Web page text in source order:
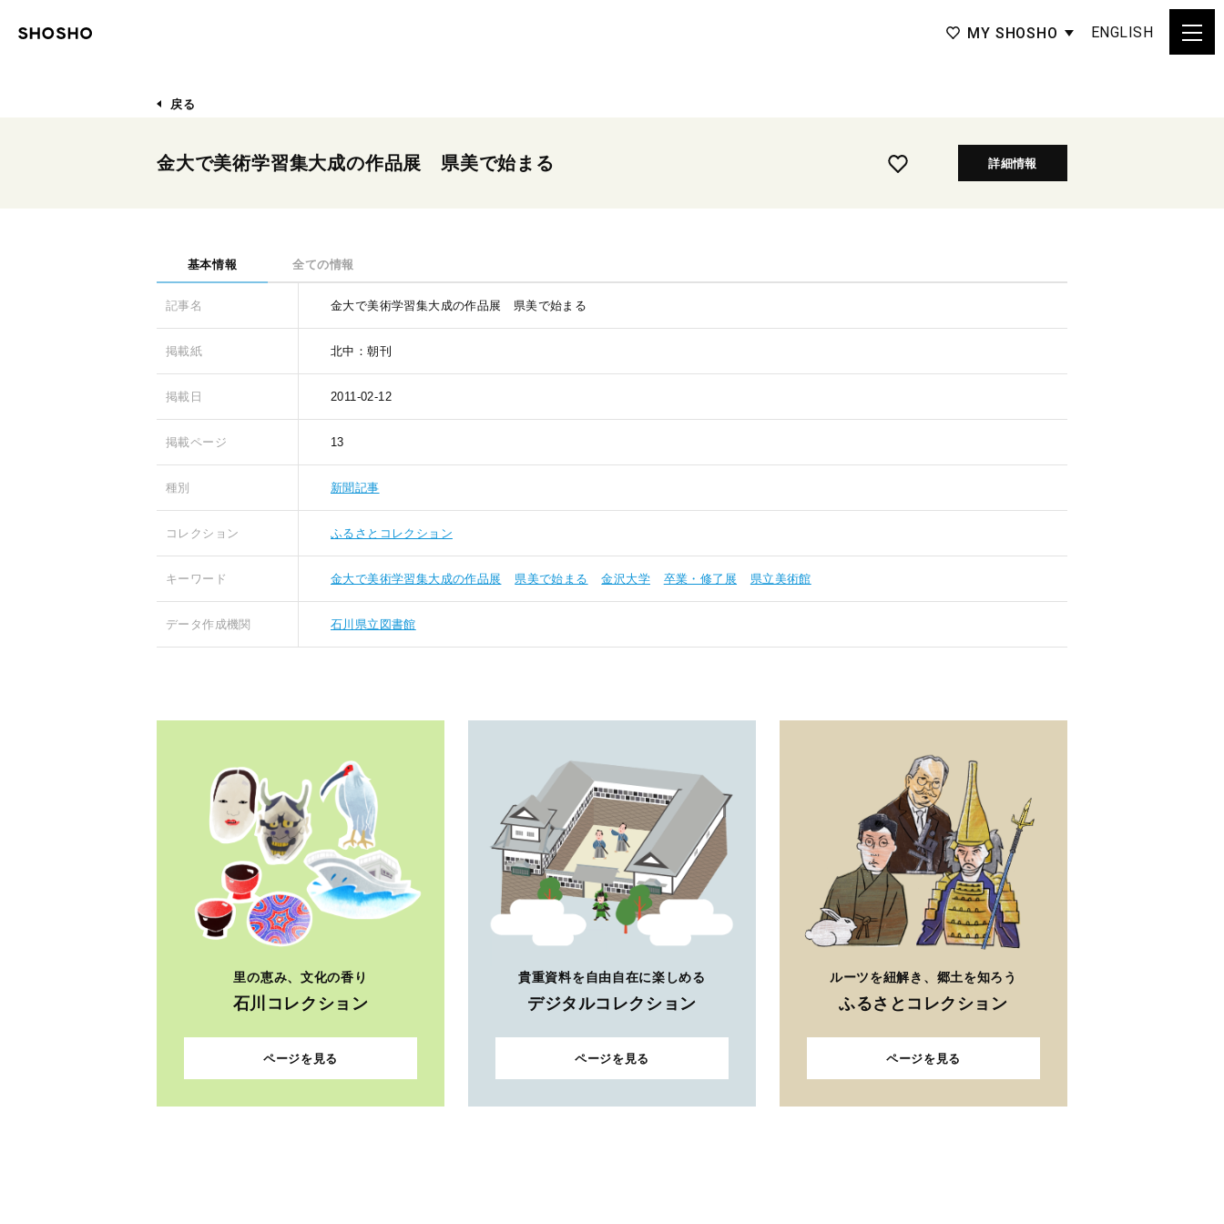
MY SHOSHO ENGLISH
戻る
金大で美術学習集大成の作品展 県美で始まる 詳細情報
基本情報 全ての情報
記事名 金大で美術学習集大成の作品展 県美で始まる
掲載紙 北中：朝刊
掲載日 2011-02-12
掲載ページ 13
種別 新聞記事
コレクション ふるさとコレクション
キーワード 金大で美術学習集大成の作品展 県美で始まる 金沢大学 卒業・修了展 県立美術館
データ作成機関 石川県立図書館
里の恵み、文化の香り
石川コレクション
ページを見る
貴重資料を自由自在に楽しめる
デジタルコレクション
ページを見る
ルーツを紐解き、郷土を知ろう
ふるさとコレクション
ページを見る